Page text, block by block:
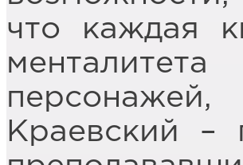
что каждая
Краевский –